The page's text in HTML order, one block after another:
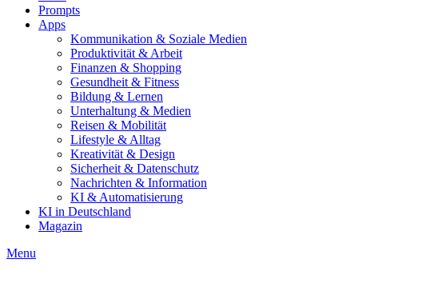
Prompts
Apps
Kommunikation & Soziale Medien
Produktivität & Arbeit
Finanzen & Shopping
Gesundheit & Fitness
Bildung & Lernen
Unterhaltung & Medien
Reisen & Mobilität
Lifestyle & Alltag
Kreativität & Design
Sicherheit & Datenschutz
Nachrichten & Information
KI & Automatisierung
KI in Deutschland
Magazin
Menu